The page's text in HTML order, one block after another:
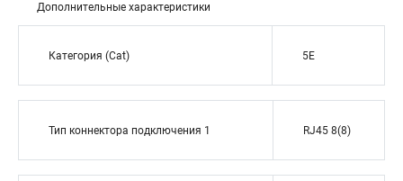
Дополнительные характеристики
Категория (Cat) 5E
Тип коннектора подключения 1 RJ45 8(8)